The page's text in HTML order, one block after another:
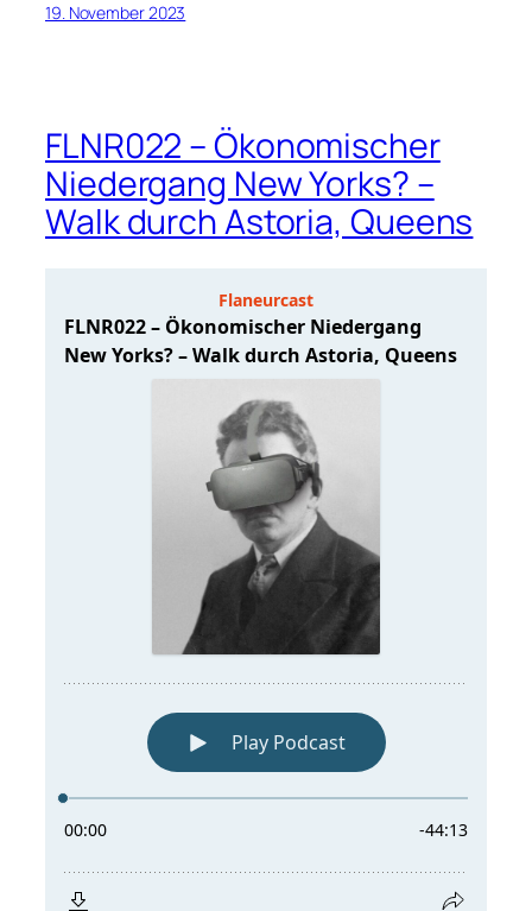
19. November 2023
FLNR022 – Ökonomischer
Niedergang New Yorks? –
Walk durch Astoria, Queens